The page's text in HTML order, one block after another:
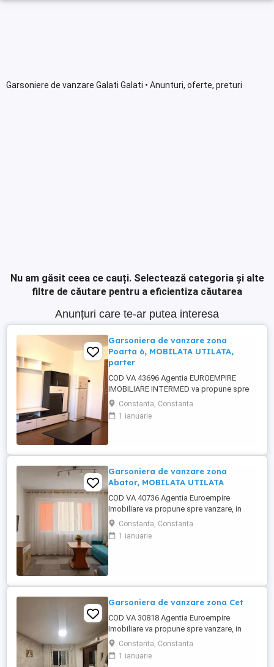
Garsoniere de vanzare Galati Galati • Anunturi, oferte, preturi
Nu am găsit ceea ce cauți. Selectează categoria și alte
filtre de căutare pentru a eficientiza căutarea
Anunțuri care te-ar putea interesa
Garsoniera de vanzare zona
Poarta 6, MOBILATA UTILATA,
parter
COD VA 43696 Agentia EUROEMPIRE
IMOBILIARE INTERMED va propune spre
vanzare, in Constanta, zona Poarta 6, o
garsoniera, semidecomandata, cu
suprafata utila de 21 mp si este situata la
termopan, usa metalica.Garsoniera se ...
Constanta, Constanta
1 ianuarie
Garsoniera de vanzare zona
Abator, MOBILATA UTILATA
COD VA 40736 Agentia Euroempire
Imobiliare va propune spre vanzare, in
Constanta, zona Abator, o garsoniera,
decomandata, cu suprafata de 34 mp,
situata la parter din 4. Imobilul este
Constanta, Constanta
1 ianuarie
Garsoniera de vanzare zona Cet
COD VA 30818 Agentia Euroempire
Imobiliare va propune spre vanzare, in
Constanta, zona CET, o garsoniera,
semidecomandata, avand suprafata de 22
mp situat la etajul 3 din 3. Garsoniera
Constanta, Constanta
1 ianuarie